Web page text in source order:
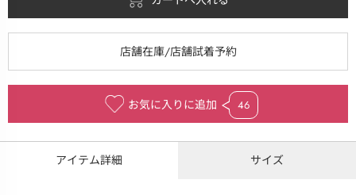
お気に入りに追加 46
アイテム詳細 サイズ